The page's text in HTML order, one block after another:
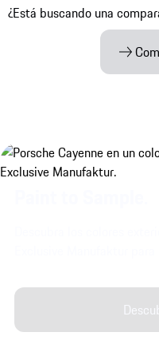
¿Está buscando una